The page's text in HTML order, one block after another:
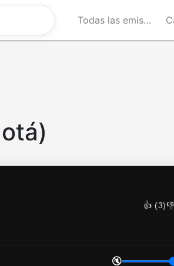
Todas las emisoras
👍 (3)
🔇